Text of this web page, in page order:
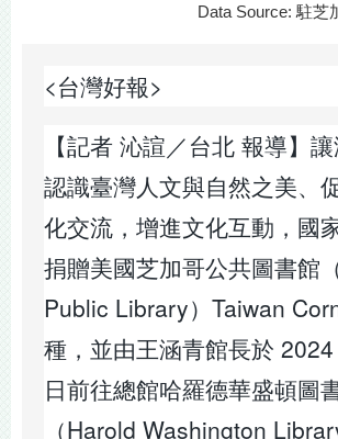
Data Source: 駐芝
<台灣好報>
【記者 沁諠／台北 報導】
認識臺灣人文與自然之美、
化交流，增進文化互動，國
捐贈美國芝加哥公共圖書館
Public Library）Taiwan
種，並由王涵青館長於
日前往總館哈羅德華盛頓圖
（Harold Washington